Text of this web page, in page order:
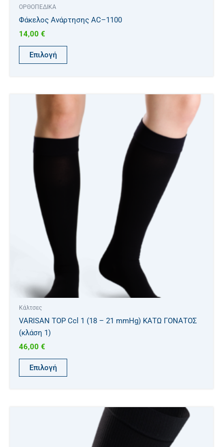
ΟΡΘΟΠΕΔΙΚΑ
Φάκελος Ανάρτησης AC–1100
14,00 €
Επιλογή
Κάλτσες
VARISAN TOP Ccl 1 (18 – 21 mmHg) ΚΑΤΩ ΓΟΝΑΤΟΣ
(κλάση 1)
46,00 €
Επιλογή
προϊόν
έχει
πολλαπλές
παραλλαγές.
μπορούν
επιλεγούν
στη
του
προϊόντος